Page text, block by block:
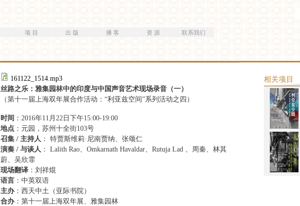
主
要
内
项 目 出 版 播 客 资 源 联系我们
161122_1514.mp3
丝路之乐：雅集园林中的印度与中国声音艺术现场录音（一）
（第十一届上海双年展合作活动：“利亚兹空间”系列活动之四）
时间 ：2016年11月22日下午15:00-19:00
地点 ：元园，苏州十全街103号
召集 / 主持人 ： 特贾斯维莉·尼南贾纳、张颂仁
演奏 / 与谈人 ： Lalith Rao、Omkarnath Havaldar、Rutuja Lad 、周秦、林其
蔚、吴欣霏
现场翻译 ：刘祥焜
语言 ：中英双语
主办：西天中土（亚际书院）
合办：第十一届上海双年展、雅集园林
相关项目